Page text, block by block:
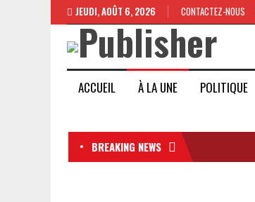
JEUDI, AOÛT 6, 2026 CONTACTEZ-NOUS
ACCUEIL À LA UNE POLITIQUE
BREAKING NEWS